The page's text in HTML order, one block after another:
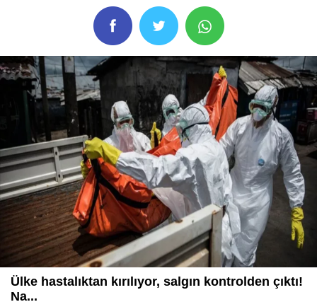
Ülke hastalıktan kırılıyor, salgın kontrolden çıktı!
Na...